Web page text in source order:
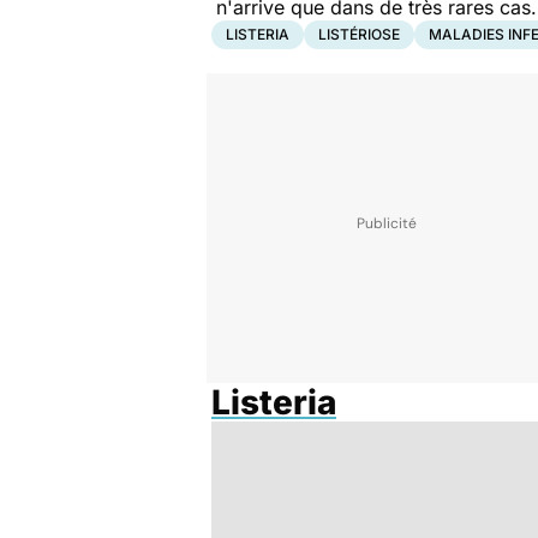
n'arrive que dans de très rares cas.
LISTERIA LISTÉRIOSE MALADIES
Listeria